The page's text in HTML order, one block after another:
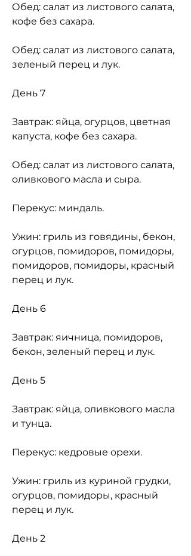
Обед: салат из листового салата,
кофе без сахара.
Обед: салат из листового салата,
зеленый перец и лук.
День 7
Завтрак: яйца, огурцов, цветная
капуста, кофе без сахара.
Обед: салат из листового салата,
оливкового масла и сыра.
Перекус: миндаль.
Ужин: гриль из говядины, бекон,
огурцов, помидоров, помидоры,
помидоров, помидоры, красный
перец и лук.
День 6
Завтрак: яичница, помидоров,
бекон, зеленый перец и лук.
День 5
Завтрак: яйца, оливкового масла
и тунца.
Перекус: кедровые орехи.
Ужин: гриль из куриной грудки,
огурцов, помидоры, красный
перец и лук.
День 2